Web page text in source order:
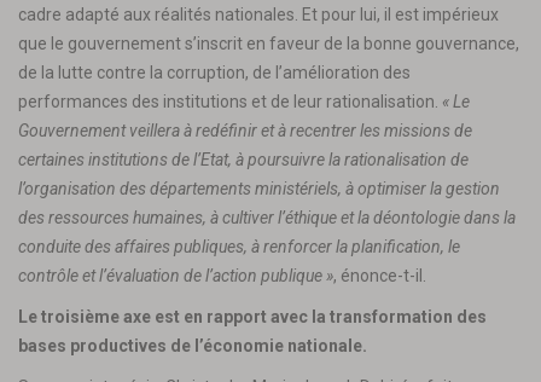
cadre adapté aux réalités nationales. Et pour lui, il est impérieux
que le gouvernement s’inscrit en faveur de la bonne gouvernance,
de la lutte contre la corruption, de l’amélioration des
performances des institutions et de leur rationalisation. « Le
Gouvernement veillera à redéfinir et à recentrer les missions de
certaines institutions de l’Etat, à poursuivre la rationalisation de
l’organisation des départements ministériels, à optimiser la gestion
des ressources humaines, à cultiver l’éthique et la déontologie dans la
conduite des affaires publiques, à renforcer la planification, le
contrôle et l’évaluation de l’action publique », énonce-t-il.
Le troisième axe est en rapport avec la transformation des
bases productives de l’économie nationale.